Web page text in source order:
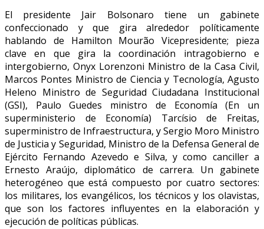
El presidente Jair Bolsonaro tiene un gabinete
confeccionado y que gira alrededor políticamente
hablando de Hamilton Mourão Vicepresidente; pieza
clave en que gira la coordinación intragobierno e
intergobierno, Onyx Lorenzoni Ministro de la Casa Civil,
Marcos Pontes Ministro de Ciencia y Tecnología, Agusto
Heleno Ministro de Seguridad Ciudadana Institucional
(GSI), Paulo Guedes ministro de Economía (En un
superministerio de Economía) Tarcísio de Freitas,
superministro de Infraestructura, y Sergio Moro Ministro
de Justicia y Seguridad, Ministro de la Defensa General de
Ejército Fernando Azevedo e Silva, y como canciller a
Ernesto Araújo, diplomático de carrera. Un gabinete
heterogéneo que está compuesto por cuatro sectores:
los militares, los evangélicos, los técnicos y los olavistas,
que son los factores influyentes en la elaboración y
ejecución de políticas públicas.